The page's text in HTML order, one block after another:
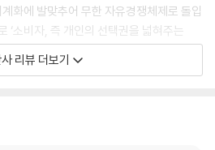
화에 발맞추어 무한 자유경쟁체제로 돌입
‘소비자, 즉 개인의 선택권을 넓혀주는
급한 개방으로 불가피하게 발생하는 일부
먼도 막지 못한 현대 경제의 그림자다.
리뷰 더보기